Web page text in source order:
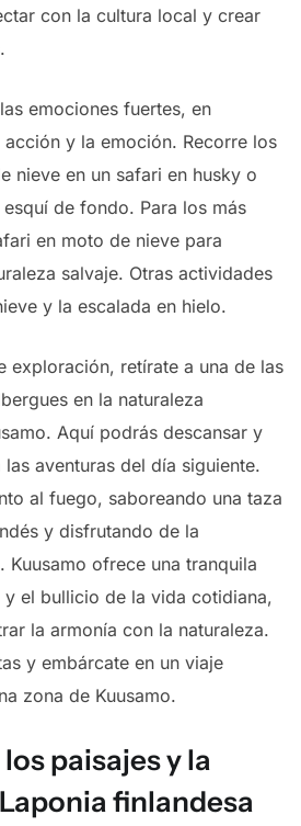
con la cultura local y crear
emociones fuertes, en
acción y la emoción. Recorre los
nieve en un safari en husky o
de fondo. Para los más
en moto de nieve para
salvaje. Otras actividades
y la escalada en hielo.
exploración, retírate a una de las
en la naturaleza
Aquí podrás descansar y
aventuras del día siguiente.
al fuego, saboreando una taza
y disfrutando de la
Kuusamo ofrece una tranquila
el bullicio de la vida cotidiana,
la armonía con la naturaleza.
y embárcate en un viaje
zona de Kuusamo.
paisajes y la
finlandesa